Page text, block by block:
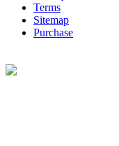
Terms
Sitemap
Purchase